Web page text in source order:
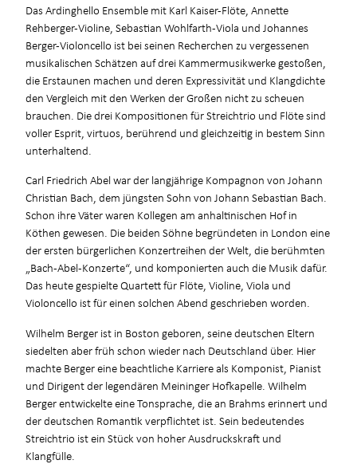
Das Ardinghello Ensemble mit Karl Kaiser-Flöte, Annette
Rehberger-Violine, Sebastian Wohlfarth-Viola und Johannes
Berger-Violoncello ist bei seinen Recherchen zu vergessenen
musikalischen Schätzen auf drei Kammermusikwerke gestoßen,
die Erstaunen machen und deren Expressivität und Klangdichte
den Vergleich mit den Werken der Großen nicht zu scheuen
brauchen. Die drei Kompositionen für Streichtrio und Flöte sind
voller Esprit, virtuos, berührend und gleichzeitig in bestem Sinn
unterhaltend.
Carl Friedrich Abel war der langjährige Kompagnon von Johann
Christian Bach, dem jüngsten Sohn von Johann Sebastian Bach.
Schon ihre Väter waren Kollegen am anhaltinischen Hof in
Köthen gewesen. Die beiden Söhne begründeten in London eine
der ersten bürgerlichen Konzertreihen der Welt, die berühmten
„Bach-Abel-Konzerte“, und komponierten auch die Musik dafür.
Das heute gespielte Quartett für Flöte, Violine, Viola und
Violoncello ist für einen solchen Abend geschrieben worden.
Wilhelm Berger ist in Boston geboren, seine deutschen Eltern
siedelten aber früh schon wieder nach Deutschland über. Hier
machte Berger eine beachtliche Karriere als Komponist, Pianist
und Dirigent der legendären Meininger Hofkapelle. Wilhelm
Berger entwickelte eine Tonsprache, die an Brahms erinnert und
der deutschen Romantik verpflichtet ist. Sein bedeutendes
Streichtrio ist ein Stück von hoher Ausdruckskraft und
Klangfülle.